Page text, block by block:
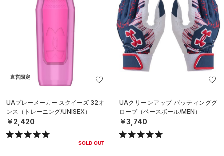
直営限定
UAプレーメーカー スクイーズ 32オ
ンス（トレーニング/UNISEX）
￥2,420
SOLD OUT
UAクリーンアップ バッティンググ
ローブ（ベースボール/MEN）
￥3,740